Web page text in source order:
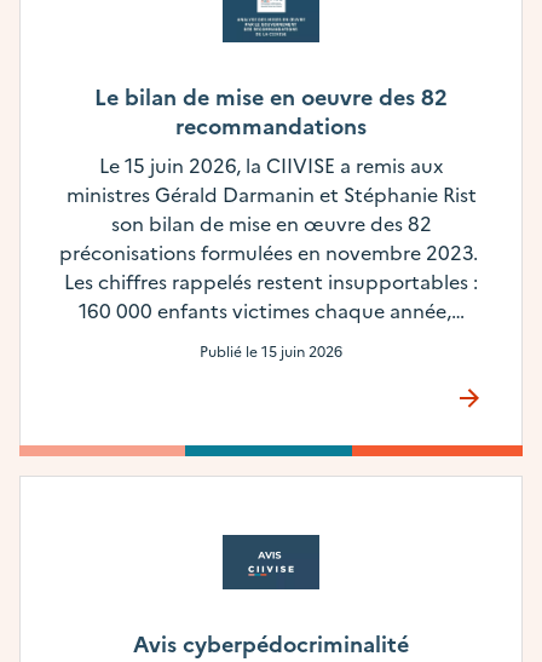
Le bilan de mise en oeuvre des 82
recommandations
Le 15 juin 2026, la CIIVISE a remis aux
ministres Gérald Darmanin et Stéphanie Rist
son bilan de mise en œuvre des 82
préconisations formulées en novembre 2023.
Les chiffres rappelés restent insupportables :
160 000 enfants victimes chaque année,…
Publié le15 juin 2026
Avis cyberpédocriminalité